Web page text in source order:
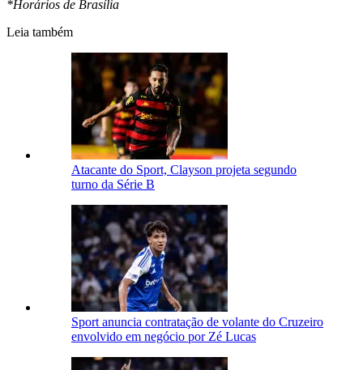
*Horários de Brasília
Leia também
Atacante do Sport, Clayson projeta segundo
turno da Série B
Sport anuncia contratação de volante do Cruzeiro
envolvido em negócio por Zé Lucas